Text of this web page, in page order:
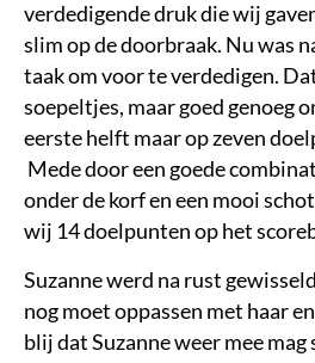
verdedigende druk die wij
slim op de doorbraak. Nu was
taak om voor te verdedigen.
soepeltjes, maar goed genoeg
eerste helft maar op zeven
Mede door een goede
onder de korf en een mooi
wij 14 doelpunten op het
Suzanne werd na rust
nog moet oppassen met haar
blij dat Suzanne weer mee mag